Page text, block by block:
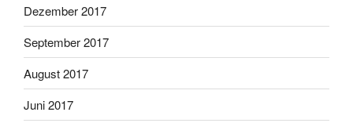
Dezember 2017
September 2017
August 2017
Juni 2017